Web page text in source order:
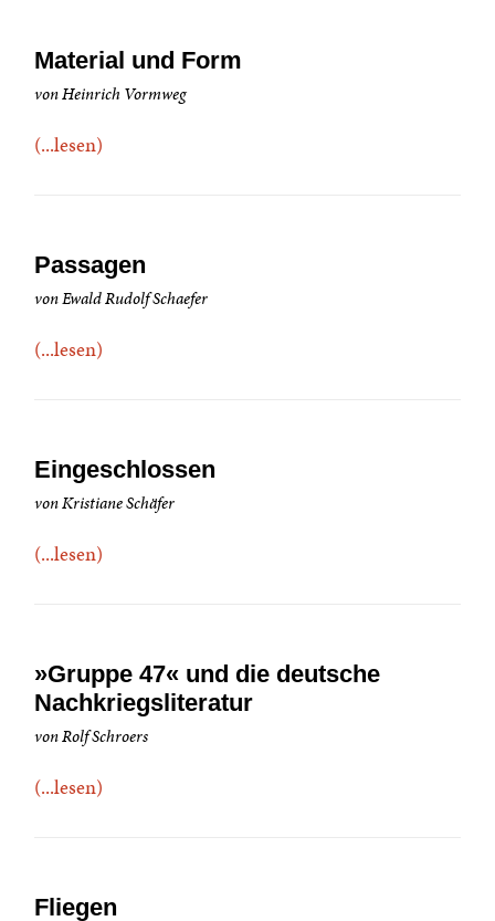
Material und Form
von Heinrich Vormweg
(...lesen)
Passagen
von Ewald Rudolf Schaefer
(...lesen)
Eingeschlossen
von Kristiane Schäfer
(...lesen)
»Gruppe 47« und die deutsche
Nachkriegsliteratur
von Rolf Schroers
(...lesen)
Fliegen